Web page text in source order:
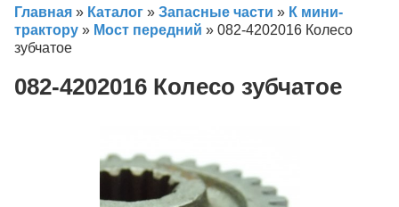
Главная » Каталог » Запасные части » К мини-
трактору » Мост передний » 082-4202016 Колесо
зубчатое
082-4202016 Колесо зубчатое